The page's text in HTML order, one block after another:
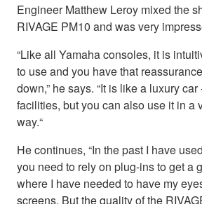
Engineer Matthew Leroy mixed the
RIVAGE PM10 and was very
“Like all Yamaha consoles, it is
to use and you have that
down,” he says. “It is like a luxury
facilities, but you can also use it in a
way.“
He continues, “In the past I have
you need to rely on plug-ins to get a
where I have needed to have my
screens. But the quality of the